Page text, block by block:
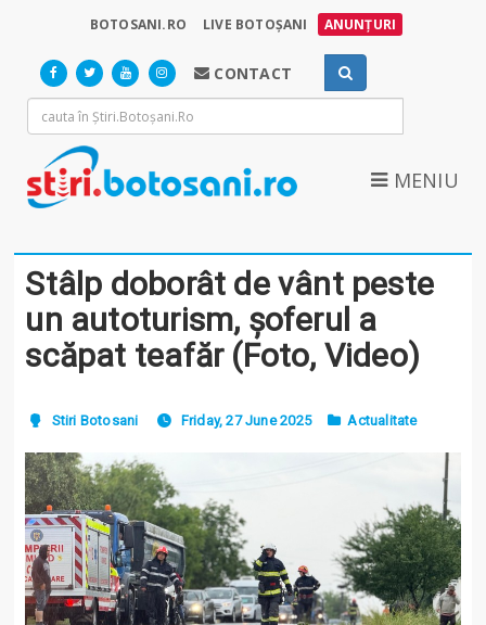
BOTOSANI.RO LIVE BOTOȘANI ANUNȚURI
CONTACT
MENIU
Stâlp doborât de vânt peste
un autoturism, șoferul a
scăpat teafăr (Foto, Video)
Stiri Botosani Friday, 27 June 2025 Actualitate